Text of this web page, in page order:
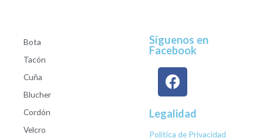
Bota
Tacón
Cuña
Blucher
Cordón
Velcro
Síguenos en
Facebook
Legalidad
Política de Privacidad